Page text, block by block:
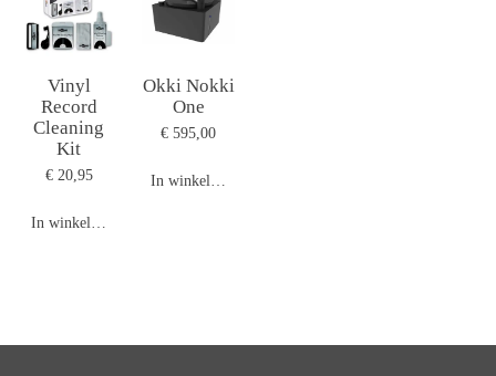
Vinyl
Record
Cleaning
Kit
€ 20,95
In winkelwagen
Okki Nokki
One
€ 595,00
In winkelwagen